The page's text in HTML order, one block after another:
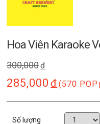
Hoa Viên Karaoke
300,000đ
285,000 đ (570 POP
Số lượng